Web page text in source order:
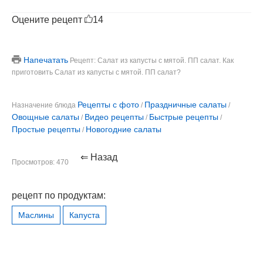
Оцените рецепт 14
Напечатать Рецепт: Салат из капусты с мятой. ПП салат. Как
приготовить Салат из капусты с мятой. ПП салат?
Назначение блюда Рецепты с фото / Праздничные салаты /
Овощные салаты / Видео рецепты / Быстрые рецепты /
Простые рецепты / Новогодние салаты
Просмотров: 470 ⇐ Назад
рецепт по продуктам:
Маслины Капуста